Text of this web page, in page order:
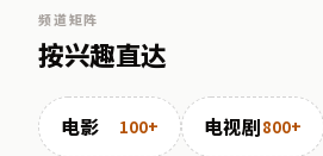
频道矩阵
按兴趣直达
电影 100+ 电视剧800+